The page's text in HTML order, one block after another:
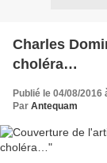
Charles
choléra…
Publié le 04/08/2016
Par Antequam